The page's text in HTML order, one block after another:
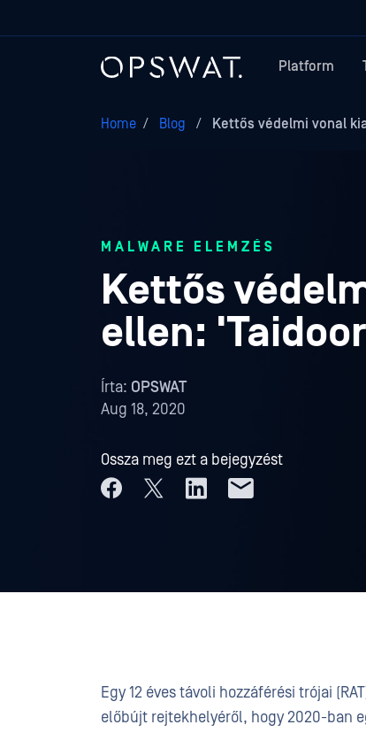
Platform
Home / Blog / Kettős védelmi vonal
MALWARE ELEMZÉS
Kettős
ellen:
Írta: OPSWAT
Aug 18, 2020
Ossza meg ezt a bejegyzést
Egy 12 éves távoli hozzáférési trójai
előbújt rejtekhelyéről, hogy 2020-ban